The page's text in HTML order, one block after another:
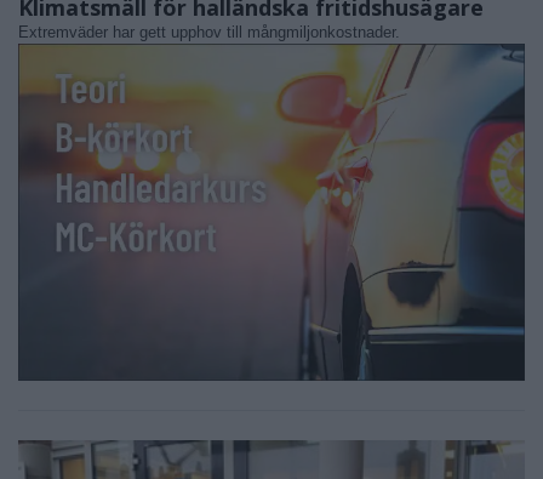
Klimatsmäll för halländska fritidshusägare
Extremväder har gett upphov till mångmiljonkostnader.